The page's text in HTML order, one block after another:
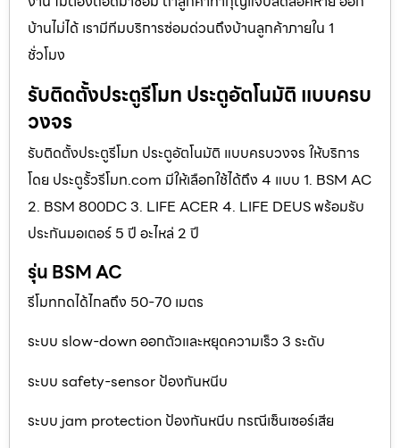
บ้านไม่ได้ เรามีทีมบริการซ่อมด่วนถึงบ้านลูกค้าภายใน 1
ชั่วโมง
รับติดตั้งประตูรีโมท ประตูอัตโนมัติ แบบครบ
วงจร
รับติดตั้งประตูรีโมท ประตูอัตโนมัติ แบบครบวงจร ให้บริการ
โดย ประตูรั้วรีโมท.com มีให้เลือกใช้ได้ถึง 4 แบบ 1. BSM AC
2. BSM 800DC 3. LIFE ACER 4. LIFE DEUS พร้อมรับ
ประกันมอเตอร์ 5 ปี อะไหล่ 2 ปี
รุ่น BSM AC
รีโมทกดได้ไกลถึง 50-70 เมตร
ระบบ slow-down ออกตัวและหยุดความเร็ว 3 ระดับ
ระบบ safety-sensor ป้องกันหนีบ
ระบบ jam protection ป้องกันหนีบ กรณีเซ็นเซอร์เสีย